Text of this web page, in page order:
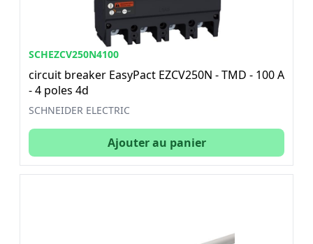
SCHEZCV250N4100
circuit breaker EasyPact EZCV250N - TMD - 100 A
- 4 poles 4d
SCHNEIDER ELECTRIC
Ajouter au panier